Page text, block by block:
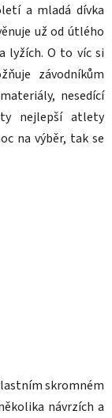
a mladá dívka
už od útlého
lyžích. O to víc si
závodníkům
nesedící
nejlepší atlety
na výběr, tak se
skromném
návrzích a